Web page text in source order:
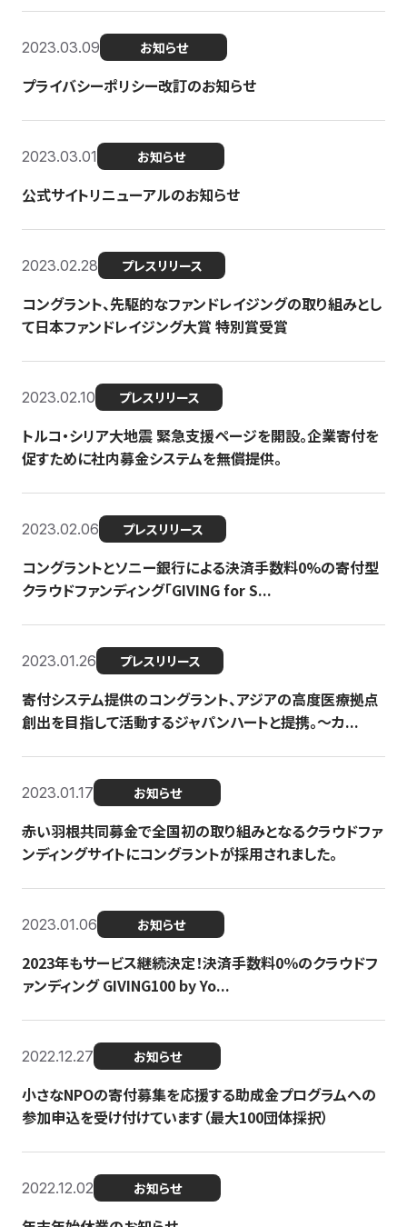
2023.03.09 お知らせ
プライバシーポリシー改訂のお知らせ
2023.03.01 お知らせ
公式サイトリニューアルのお知らせ
2023.02.28 プレスリリース
コングラント、先駆的なファンドレイジングの取り組みとし
て日本ファンドレイジング大賞 特別賞受賞
2023.02.10 プレスリリース
トルコ・シリア大地震 緊急支援ページを開設。企業寄付を
促すために社内募金システムを無償提供。
2023.02.06 プレスリリース
コングラントとソニー銀行による決済手数料0%の寄付型
クラウドファンディング「GIVING for S...
2023.01.26 プレスリリース
寄付システム提供のコングラント、アジアの高度医療拠点
創出を目指して活動するジャパンハートと提携。〜カ...
2023.01.17 お知らせ
赤い羽根共同募金で全国初の取り組みとなるクラウドファ
ンディングサイトにコングラントが採用されました。
2023.01.06 お知らせ
2023年もサービス継続決定！決済手数料0％のクラウドフ
ァンディング GIVING100 by Yo...
2022.12.27 お知らせ
小さなNPOの寄付募集を応援する助成金プログラムへの
参加申込を受け付けています（最大100団体採択）
2022.12.02 お知らせ